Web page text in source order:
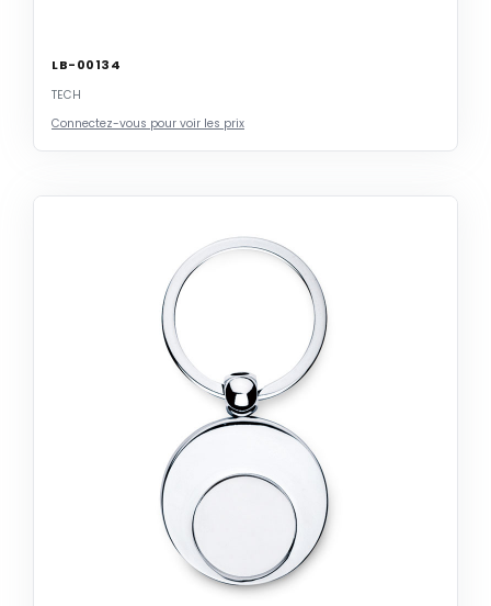
LB-00134
TECH
Connectez-vous pour voir les prix